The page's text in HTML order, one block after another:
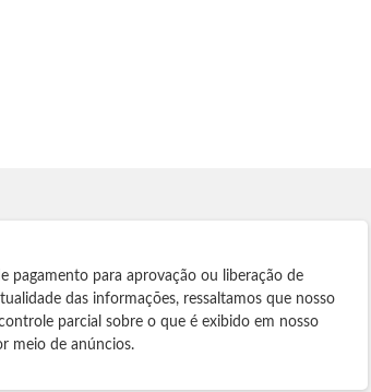
pagamento para aprovação ou liberação de
das informações, ressaltamos que nosso
parcial sobre o que é exibido em nosso
meio de anúncios.